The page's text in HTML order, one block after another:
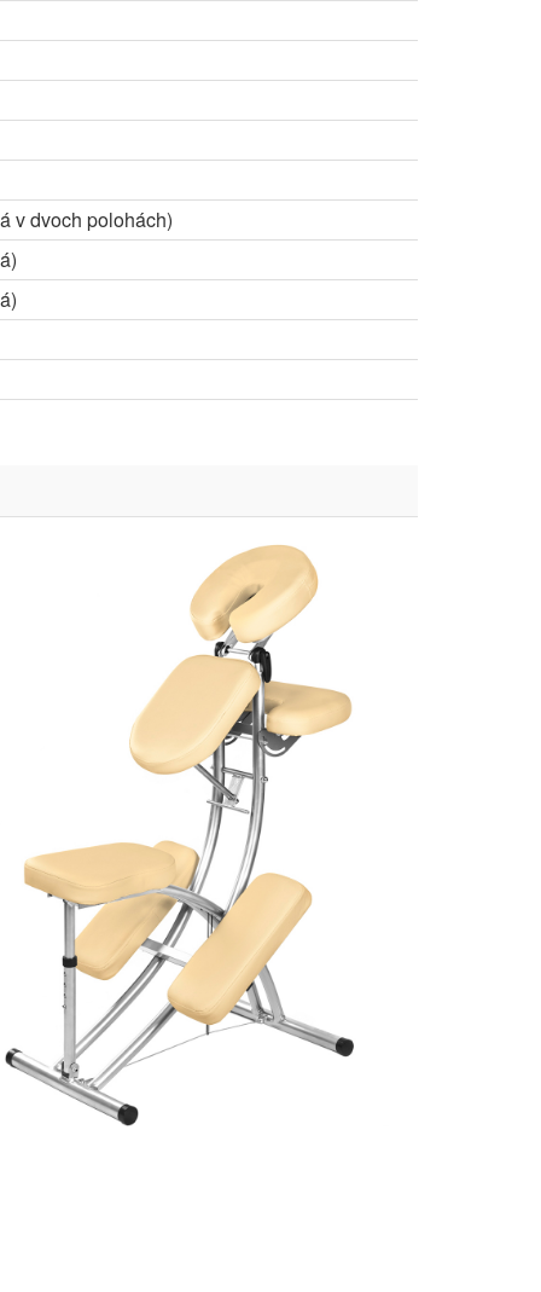
v dvoch polohách)